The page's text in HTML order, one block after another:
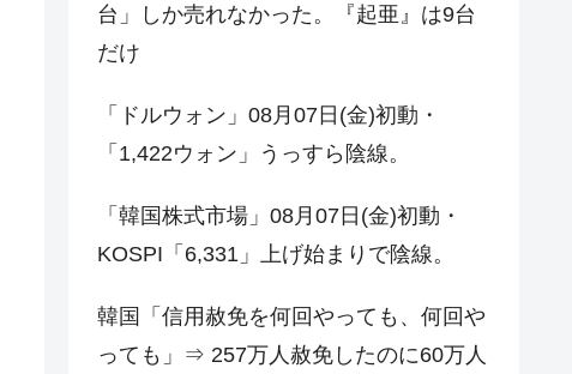
台」しか売れなかった。『起亜』は9台
だけ
「ドルウォン」08月07日(金)初動・
「1,422ウォン」うっすら陰線。
「韓国株式市場」08月07日(金)初動・
KOSPI「6,331」上げ始まりで陰線。
韓国「信用赦免を何回やっても、何回や
っても」⇒ 257万人赦免したのに60万人